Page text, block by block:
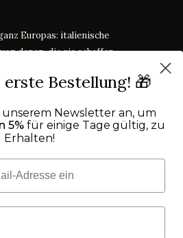
Europas: italienische
denen, die sie schaffen,
RATGEBER
Bestellung! 🎁
unserem Newsletter an, um
5% für einige Tage gültig, zu
Erhalten!